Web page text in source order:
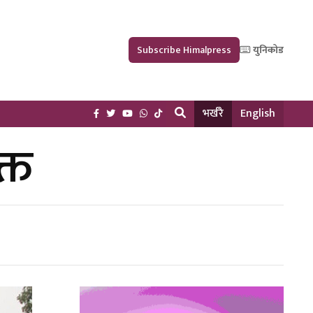
Subscribe Himalpress युनिकोड
भर्खरै English